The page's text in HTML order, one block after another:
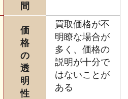
間
価
格
の
透
明
性
買取価格が不
明瞭な場合が
多く、価格の
説明が十分で
はないことが
ある